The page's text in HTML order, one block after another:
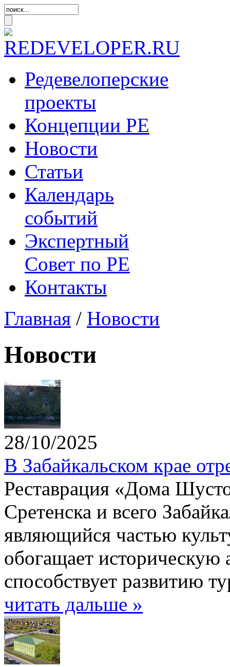
Редевелоперские
проекты
Концепции РЕ
Новости
Статьи
Календарь
событий
Экспертный
Совет по РЕ
Контакты
Главная / Новости
Новости
28/10/2025
В Забайкальском крае
Реставрация «Дома
Сретенска и всего
являющийся частью
обогащает историческую
способствует развитию
читать дальше »